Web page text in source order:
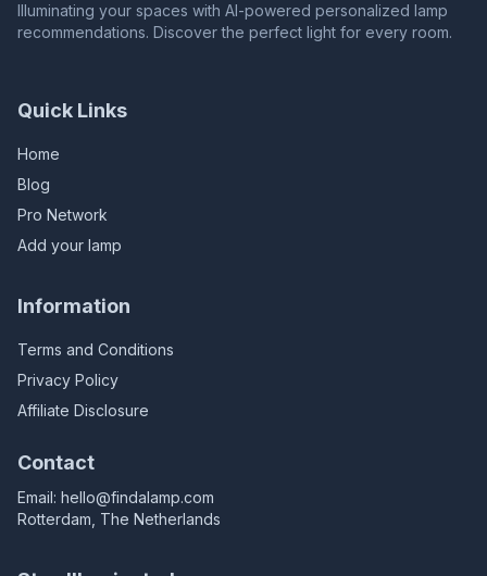
Illuminating your spaces with AI-powered personalized lamp
recommendations. Discover the perfect light for every room.
Quick Links
Home
Blog
Pro Network
Add your lamp
Information
Terms and Conditions
Privacy Policy
Affiliate Disclosure
Contact
Email: hello@findalamp.com
Rotterdam, The Netherlands